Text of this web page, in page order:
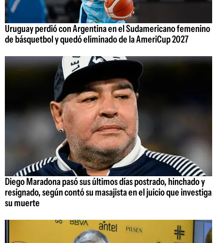
Uruguay perdió con Argentina en el Sudamericano femenino
de básquetbol y quedó eliminado de la AmeriCup 2027
Diego Maradona pasó sus últimos días postrado, hinchado y
resignado, según contó su masajista en el juicio que investiga
su muerte